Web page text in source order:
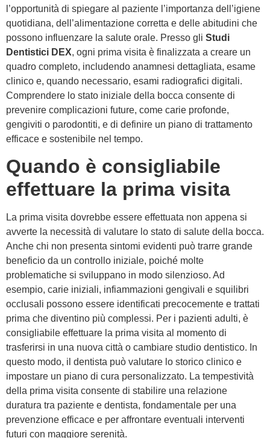
l’opportunità di spiegare al paziente l’importanza dell’igiene
quotidiana, dell’alimentazione corretta e delle abitudini che
possono influenzare la salute orale. Presso gli Studi
Dentistici DEX, ogni prima visita è finalizzata a creare un
quadro completo, includendo anamnesi dettagliata, esame
clinico e, quando necessario, esami radiografici digitali.
Comprendere lo stato iniziale della bocca consente di
prevenire complicazioni future, come carie profonde,
gengiviti o parodontiti, e di definire un piano di trattamento
efficace e sostenibile nel tempo.
Quando è consigliabile
effettuare la prima visita
La prima visita dovrebbe essere effettuata non appena si
avverte la necessità di valutare lo stato di salute della bocca.
Anche chi non presenta sintomi evidenti può trarre grande
beneficio da un controllo iniziale, poiché molte
problematiche si sviluppano in modo silenzioso. Ad
esempio, carie iniziali, infiammazioni gengivali e squilibri
occlusali possono essere identificati precocemente e trattati
prima che diventino più complessi. Per i pazienti adulti, è
consigliabile effettuare la prima visita al momento di
trasferirsi in una nuova città o cambiare studio dentistico. In
questo modo, il dentista può valutare lo storico clinico e
impostare un piano di cura personalizzato. La tempestività
della prima visita consente di stabilire una relazione
duratura tra paziente e dentista, fondamentale per una
prevenzione efficace e per affrontare eventuali interventi
futuri con maggiore serenità.